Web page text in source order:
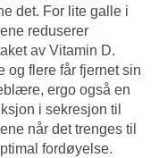
det. For lite galle i
reduserer
av Vitamin D.
og flere får fjernet sin
ergo også en
i sekresjon til
når det trenges til
fordøyelse.